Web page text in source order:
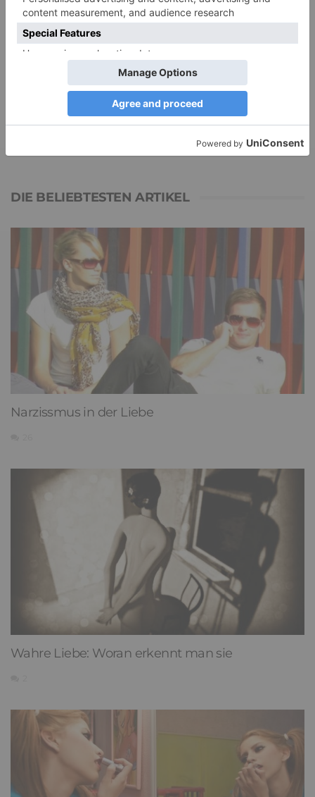
AdelezuVerbale Angriffe abwehren: Psychologische Tipps für
ruhige Antworten
Juliette P.
Merkmale der komplexen Posttraumatischen
zuElternteil narzisstisch: So sieht dein heutiges Leben
vermutlich aus – Narzisstisch geprägte Kindheit (1)
DIE BELIEBTESTEN ARTIKEL
Narzissmus in der Liebe
Wahre Liebe: Woran erkennt man sie